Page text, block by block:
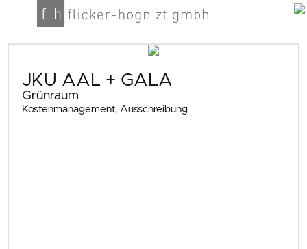
JKU AAL + GALA
Grünraum
Kostenmanagement, Ausschreibung